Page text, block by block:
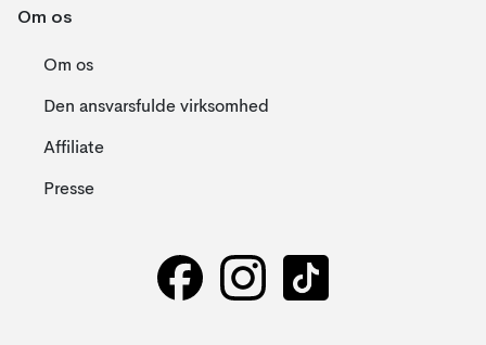
Om os
Om os
Den ansvarsfulde virksomhed
Affiliate
Presse